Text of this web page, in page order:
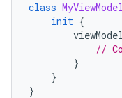
class MyViewModel
init {
//
}
}
}